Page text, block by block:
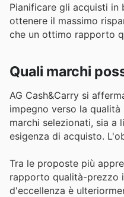
Pianificare gli acquisti in
ottenere il massimo
che un ottimo rapporto
Quali marchi
AG Cash&Carry si
impegno verso la
marchi selezionati, sia a
esigenza di acquisto.
Tra le proposte più
rapporto qualità-prezzo
d'eccellenza è